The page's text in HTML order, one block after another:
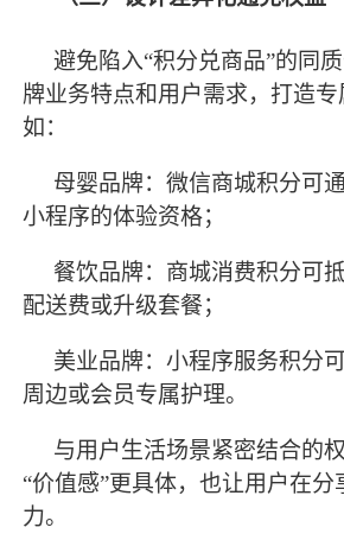
避免陷入“积分兑商品”的同
牌业务特点和用户需求，打造专
如：
母婴品牌：微信商城积分可
小程序的体验资格；
餐饮品牌：商城消费积分可
配送费或升级套餐；
美业品牌：小程序服务积分
周边或会员专属护理。
与用户生活场景紧密结合的
“价值感”更具体，也让用户在分
力。